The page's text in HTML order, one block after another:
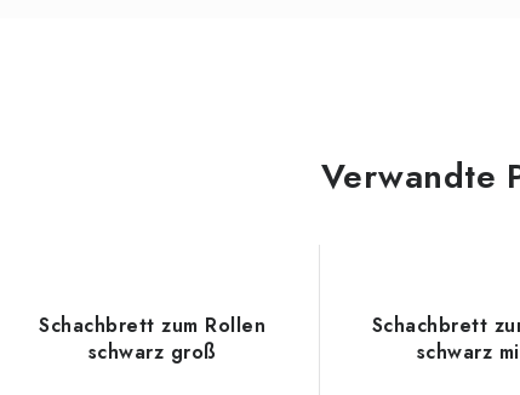
Verwandte
Schachbrett zum Rollen
schwarz groß
Schachbrett
schwarz